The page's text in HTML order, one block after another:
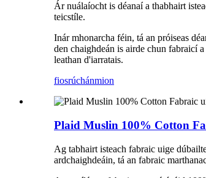
Ár nuálaíocht is déanaí a thabhairt
teicstíle.
Inár mhonarcha féin, tá an próiseas
den chaighdeán is airde chun fabraicí
leathan d'iarratais.
fiosrúchánmion
Plaid Muslin 100% Cotton
Ag tabhairt isteach fabraic uige
ardchaighdeáin, tá an fabraic